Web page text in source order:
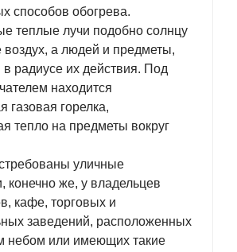
способов обогрева.
теплые лучи подобно солнцу
воздух, а людей и предметы,
радиусе их действия. Под
находится
газовая горелка,
тепло на предметы вокруг
уличные
конечно же, у владельцев
кафе, торговых и
заведений, расположенных
небом или имеющих такие